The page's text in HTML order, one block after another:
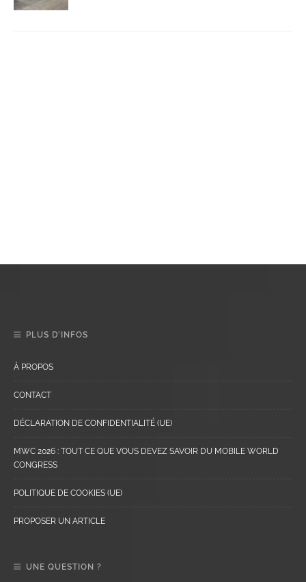
PLUS D’INFOS
À PROPOS
CONTACT
DÉCLARATION DE CONFIDENTIALITÉ (UE)
MWC 2026 : TOUT CE QUE VOUS DEVEZ SAVOIR DU MOBILE WORLD
CONGRESS
POLITIQUE DE COOKIES (UE)
PROPOSER UN ARTICLE
UNE QUESTION ?